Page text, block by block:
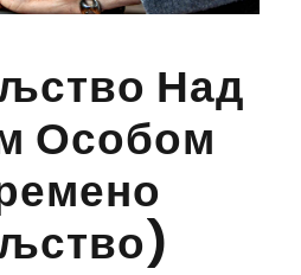
Над
Особом